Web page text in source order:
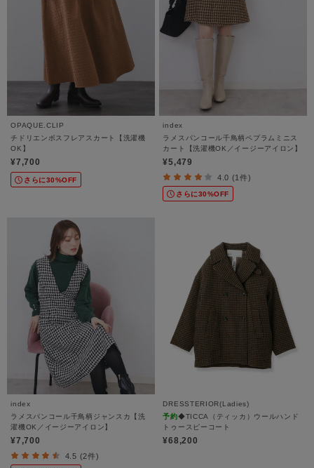
OPAQUE.CLIP
チドリエンボスフレアスカート【洗濯機
OK】
¥7,700
さらに30%OFF
index
ラメスパンコール千鳥柄ペプラムミニス
カート【洗濯機OK／イージーアイロン】
¥5,479
4.0 (1件)
さらに30%OFF
index
ラメスパンコール千鳥柄ジャンスカ【洗
濯機OK／イージーアイロン】
¥7,700
4.5 (2件)
DRESSTERIOR(Ladies)
予約◆TICCA（ティッカ）ウールハンド
トゥースピーコート
¥68,200